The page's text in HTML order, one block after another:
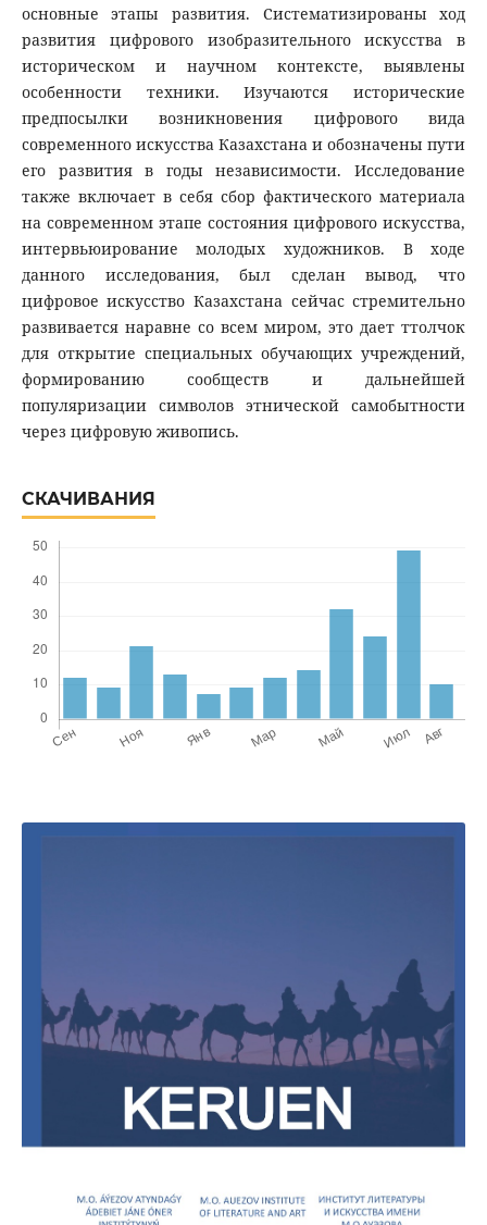
основные этапы развития. Систематизированы ход
развития цифрового изобразительного искусства в
историческом и научном контексте, выявлены
особенности техники. Изучаются исторические
предпосылки возникновения цифрового вида
современного искусства Казахстана и обозначены пути
его развития в годы независимости. Исследование
также включает в себя сбор фактического материала
на современном этапе состояния цифрового искусства,
интервьюирование молодых художников. В ходе
данного исследования, был сделан вывод, что
цифровое искусство Казахстана сейчас стремительно
развивается наравне со всем миром, это дает ттолчок
для открытие специальных обучающих учреждений,
формированию сообществ и дальнейшей
популяризации символов этнической самобытности
через цифровую живопись.
СКАЧИВАНИЯ